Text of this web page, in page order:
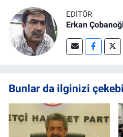
EDITÖR
Erkan
Bunlar da ilginizi